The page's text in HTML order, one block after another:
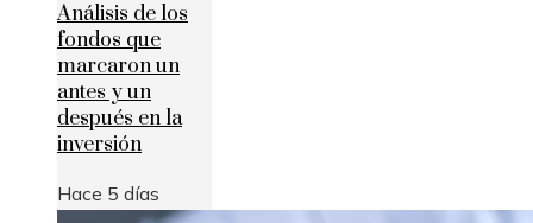
Análisis de los
fondos que
marcaron un
antes y un
después en la
inversión
Hace 5 días